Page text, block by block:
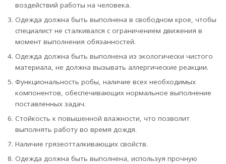
воздействий работы на человека.
Одежда должна быть выполнена в свободном крое, чтобы
специалист не сталкивался с ограничением движения в
момент выполнения обязанностей.
Одежда должна быть выполнена из экологически чистого
материала, не должна вызывать аллергические реакции.
Функциональность робы, наличие всех необходимых
компонентов, обеспечивающих нормальное выполнение
поставленных задач.
Стойкость к повышенной влажности, что позволит
выполнять работу во время дождя.
Наличие грязеотталкивающих свойств.
Одежда должна быть выполнена, используя прочную